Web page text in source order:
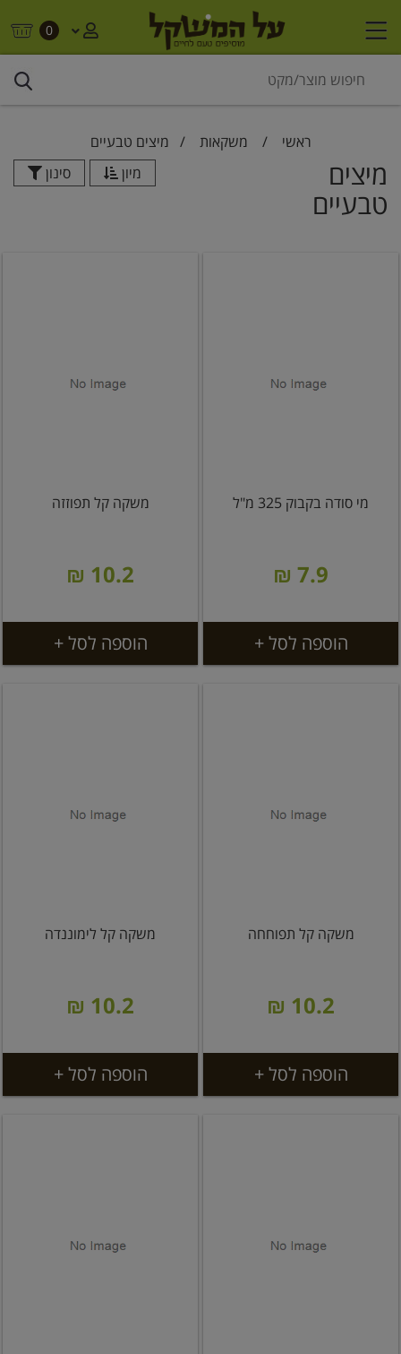
0
ראשי / משקאות / מיצים טבעיים
מיצים
טבעיים
סינון מיון
מי סודה בקבוק 325 מ"ל
7.9 ₪
הוספה לסל +
משקה קל תפוזזה
10.2 ₪
הוספה לסל +
משקה קל תפוחחה
10.2 ₪
הוספה לסל +
משקה קל לימוננדה
10.2 ₪
הוספה לסל +